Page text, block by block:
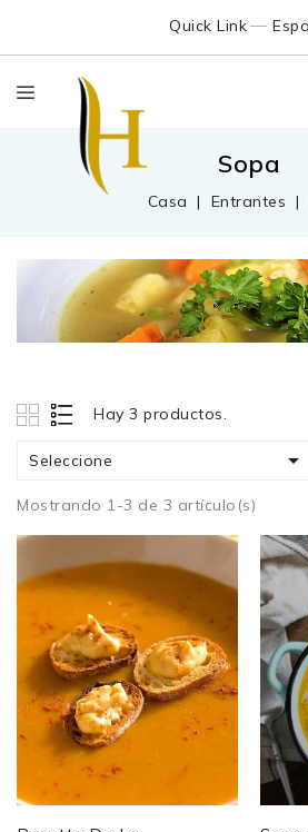
Quick Link
Sopa
Casa Entrantes
Hay 3 productos.
Seleccione 
Mostrando 1-3 de 3 artículo(s)